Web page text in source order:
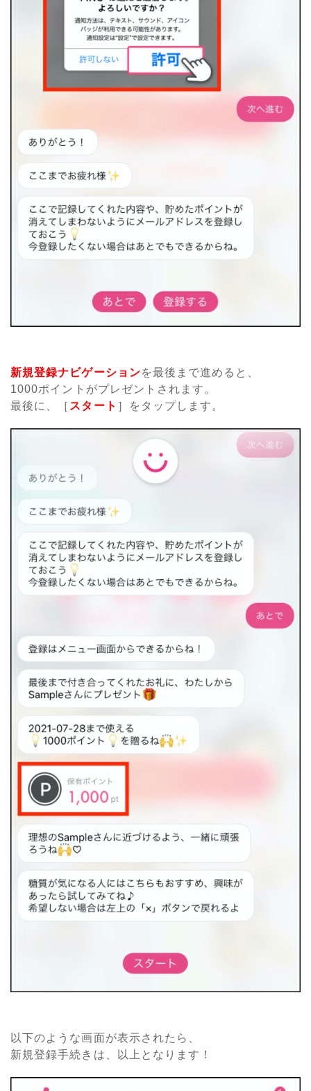
新規登録ナビゲーションを最後まで進めると、
1000ポイントがプレゼントされます。
最後に、［ スタート ］をタップします。
以下のような画面が表示されたら、
新規登録手続きは、以上となります！